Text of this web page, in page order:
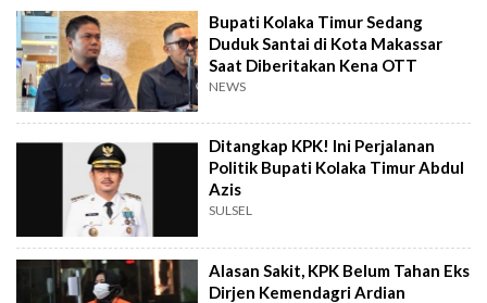
Bupati Kolaka Timur Sedang
Duduk Santai di Kota Makassar
Saat Diberitakan Kena OTT
NEWS
Ditangkap KPK! Ini Perjalanan
Politik Bupati Kolaka Timur Abdul
Azis
SULSEL
Alasan Sakit, KPK Belum Tahan Eks
Dirjen Kemendagri Ardian